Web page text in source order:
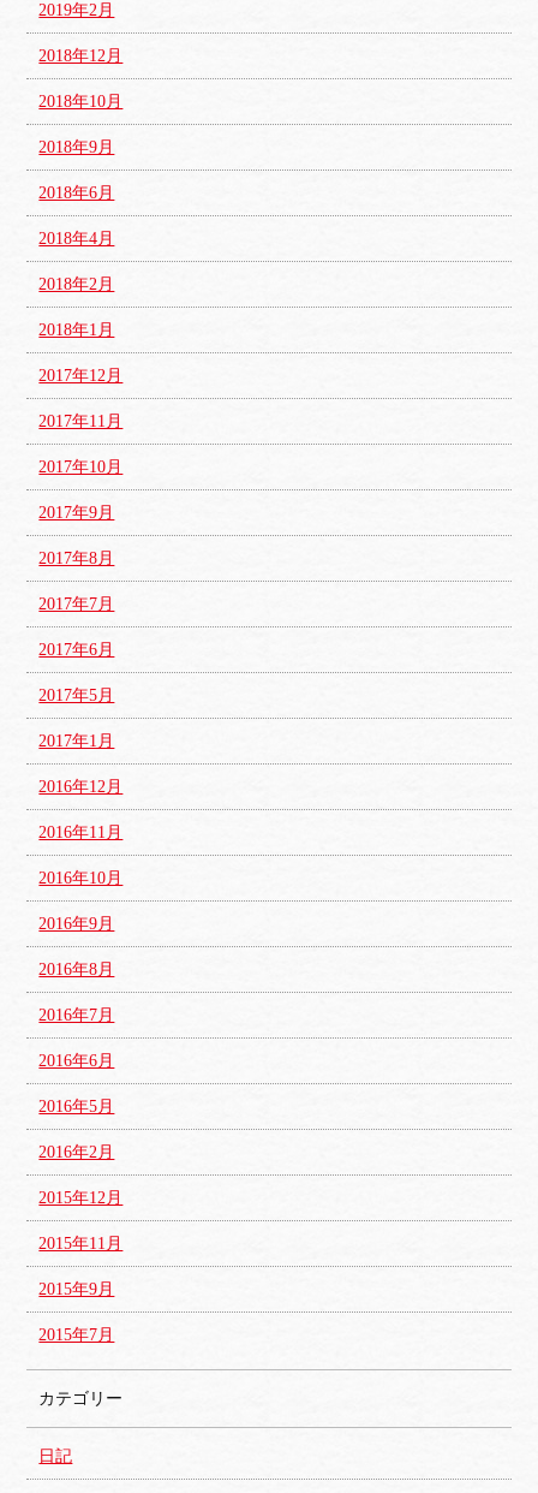
2019年2月
2018年12月
2018年10月
2018年9月
2018年6月
2018年4月
2018年2月
2018年1月
2017年12月
2017年11月
2017年10月
2017年9月
2017年8月
2017年7月
2017年6月
2017年5月
2017年1月
2016年12月
2016年11月
2016年10月
2016年9月
2016年8月
2016年7月
2016年6月
2016年5月
2016年2月
2015年12月
2015年11月
2015年9月
2015年7月
カテゴリー
日記